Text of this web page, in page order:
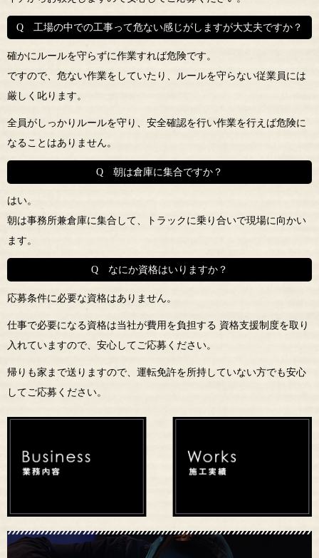
Q 工場の中での工事って危ない感じがしますが大丈夫ですか？
確かにルールを守らずに作業すれば危険です。
ですので、危ない作業をしていたり、ルールを守らない従業員には
厳しく叱ります。
全員がしっかりルールを守り、安全確認を行い作業を行えば危険に
なることはありません。
Q 朝は倉庫に集合ですか？
はい。
朝は事務所兼倉庫に集合して、トラックに乗り合いで現場に向かい
ます。
Q なにか資格はいりますか？
応募条件に必要な資格はありません。
仕事で必要になる資格は当社が費用を負担する 資格支援制度を取り
入れていますので、安心してご応募ください。
帰りも家まで送りますので、運転免許を所持していない方でも安心
してご応募ください。